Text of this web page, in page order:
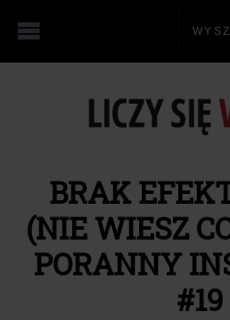
BRAK
(NIE WIESZ
PORANNY
#19